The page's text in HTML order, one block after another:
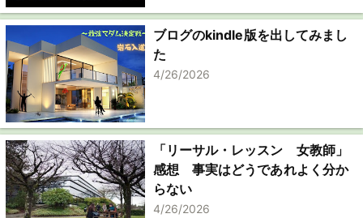
ブログのkindle版を出してみまし
た
4/26/2026
「リーサル・レッスン 女教師」
感想 事実はどうであれよく分か
らない
4/26/2026